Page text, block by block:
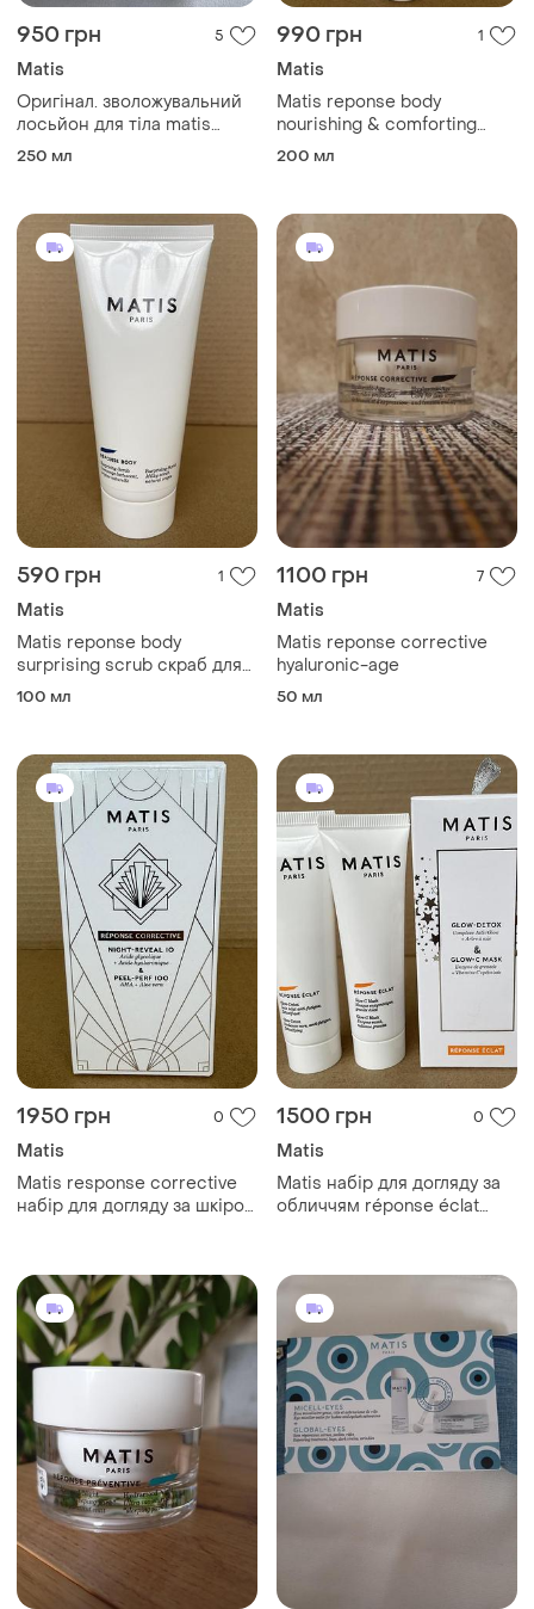
950 грн 5
Matis
Оригінал. зволожувальний
лосьйон для тіла matis
reponse body hydra-motion
250 мл
990 грн 1
Matis
Matis reponse body
nourishing & comforting
cream живильний крем для
200 мл
590 грн 1
Matis
Matis reponse body
surprising scrub скраб для
тіла 100ml
100 мл
1100 грн 7
Matis
Matis reponse corrective
hyaluronic-age
50 мл
1950 грн 0
Matis
Matis response corrective
набір для догляду за шкірою
1500 грн 0
Matis
Matis набір для догляду за
обличчям réponse éclat